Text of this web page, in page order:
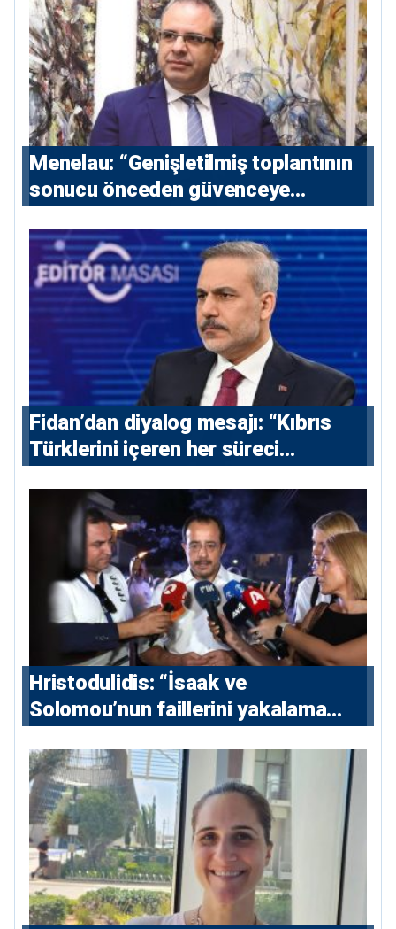
Menelau: “Genişletilmiş toplantının
sonucu önceden güvenceye
Fidan’dan diyalog mesajı: “Kıbrıs
Türklerini içeren her süreci
Hristodulidis: “İsaak ve
Solomou’nun faillerini yakalama
ve 5 uluslararası tutuklama emri
çıkarıldı”